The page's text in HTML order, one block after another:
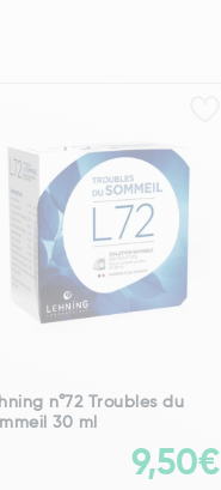
n°72 Troubles du
30 ml
9,50€